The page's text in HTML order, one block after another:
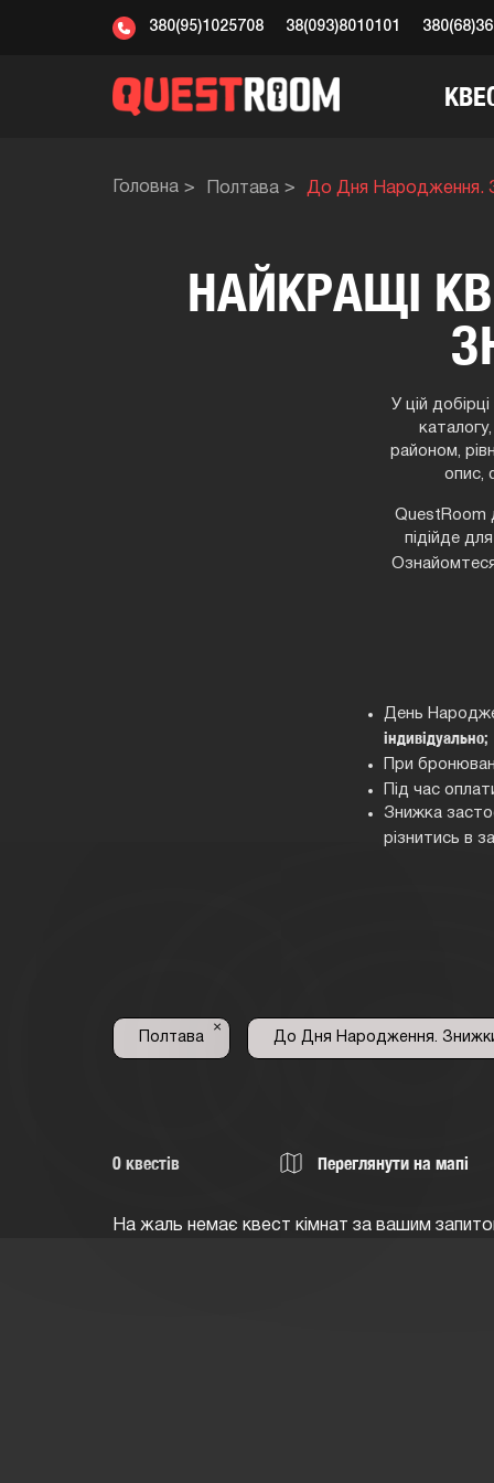
380(95)1025708 38(093)8010101
Головна Пoлтaва До Дня Народження.
НАЙКРАЩІ
У цій добірці
районом,
опис,
QuestRoom
підійде
День
індивідуально;
При
Під час
Знижка
різнитись в
Пoлтaва
×
До Дня Народження.
0 квестів Переглянути на мапі
На жаль немає квест кімнат за вашим